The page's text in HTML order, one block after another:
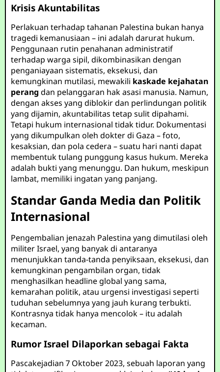
Krisis Akuntabilitas
Perlakuan terhadap tahanan Palestina bukan hanya
tragedi kemanusiaan – ini adalah darurat hukum.
Penggunaan rutin penahanan administratif
terhadap warga sipil, dikombinasikan dengan
penganiayaan sistematis, eksekusi, dan
kemungkinan mutilasi, mewakili kaskade kejahatan
perang dan pelanggaran hak asasi manusia. Namun,
dengan akses yang diblokir dan perlindungan politik
yang dijamin, akuntabilitas tetap sulit dipahami.
Tetapi hukum internasional tidak tidur. Dokumentasi
yang dikumpulkan oleh dokter di Gaza – foto,
kesaksian, dan pola cedera – suatu hari nanti dapat
membentuk tulang punggung kasus hukum. Mereka
adalah bukti yang menunggu. Dan hukum, meskipun
lambat, memiliki ingatan yang panjang.
Standar Ganda Media dan Politik
Internasional
Pengembalian jenazah Palestina yang dimutilasi oleh
militer Israel, yang banyak di antaranya
menunjukkan tanda-tanda penyiksaan, eksekusi, dan
kemungkinan pengambilan organ, tidak
menghasilkan headline global yang sama,
kemarahan politik, atau urgensi investigasi seperti
tuduhan sebelumnya yang jauh kurang terbukti.
Kontrasnya tidak hanya mencolok – itu adalah
kecaman.
Rumor Israel Dilaporkan sebagai Fakta
Pascakejadian 7 Oktober 2023, sebuah laporan yang